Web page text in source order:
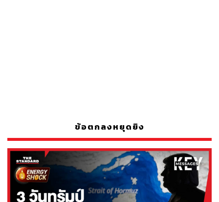
ข้อตกลงหยุดยิง